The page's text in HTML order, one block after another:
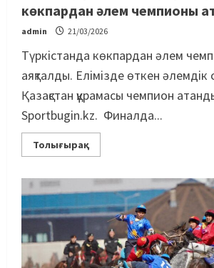
көкпардан әлем чемпионы
admin 21/03/2026
Түркістанда көкпардан әлем
аяқталды. Елімізде өткен әлемдік
Қазақстан құрамасы чемпион
Sportbugin.kz. Финалда...
Толығырақ